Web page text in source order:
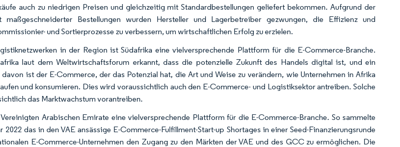
auch zu niedrigen Preisen und gleichzeitig mit Standardbestellungen geliefert bekommen. Aufgrund der
maßgeschneiderter Bestellungen wurden Hersteller und Lagerbetreiber gezwungen, die Effizienz und
und Sortierprozesse zu verbessern, um wirtschaftlichen Erfolg zu erzielen.
in der Region ist Südafrika eine vielversprechende Plattform für die E-Commerce-Branche.
laut dem Weltwirtschaftsforum erkannt, dass die potenzielle Zukunft des Handels digital ist, und ein
ist der E-Commerce, der das Potenzial hat, die Art und Weise zu verändern, wie Unternehmen in Afrika
und konsumieren. Dies wird voraussichtlich auch den E-Commerce- und Logistiksektor antreiben. Solche
das Marktwachstum vorantreiben.
Arabischen Emirate eine vielversprechende Plattform für die E-Commerce-Branche. So sammelte
das in den VAE ansässige E-Commerce-Fulfillment-Start-up Shortages in einer Seed-Finanzierungsrunde
E-Commerce-Unternehmen den Zugang zu den Märkten der VAE und des GCC zu ermöglichen. Die